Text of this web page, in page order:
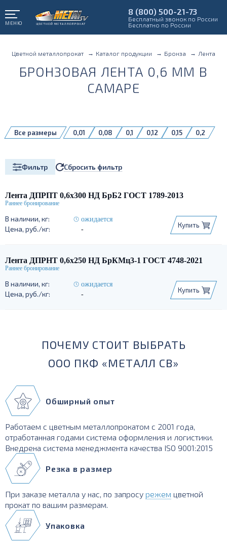
МЕНЮ
8 (800) 500-21-73
Бесплатный звонок по России
Бесплатно по России
Цветной металлопрокат Каталог продукции Бронза Лента
БРОНЗОВАЯ ЛЕНТА 0,6 ММ В
САМАРЕ
0,01 0,08 0,1 0,12 0,15
0,2
Все размеры
Фильтр Сбросить фильтр
Лента ДПРПТ 0,6х300 НД БрБ2 ГОСТ 1789-2013
ожидается
-
Купить
Лента ДПРНТ 0,6х250 НД БрКМц3-1 ГОСТ 4748-2021
ожидается
-
Купить
ПОЧЕМУ СТОИТ ВЫБРАТЬ
ООО ПКФ «МЕТАЛЛ СВ»
Обширный опыт
Работаем с цветным металлопрокатом с 2001 года,
отработанная годами система оформления и логистики.
Внедрена система менеджмента качества ISO 9001:2015
Резка в размер
При заказе металла у нас, по запросу режем цветной
прокат по вашим размерам.
Упаковка